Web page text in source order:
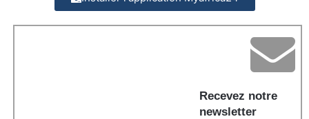
Recevez notre
newsletter